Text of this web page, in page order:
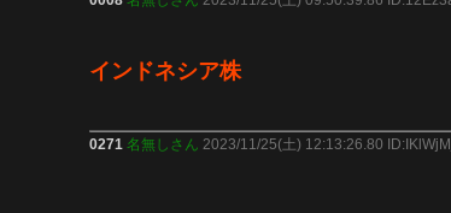
インドネシア株
0271 名無しさん 2023/11/25(土) 12:13:26.80